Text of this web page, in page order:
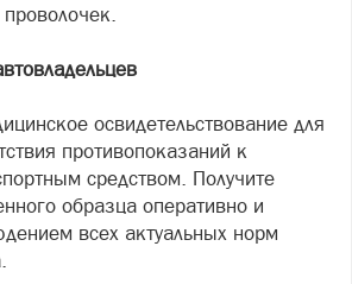
освидетельствование для
противопоказаний к
средством. Получите
образца оперативно и
всех актуальных норм